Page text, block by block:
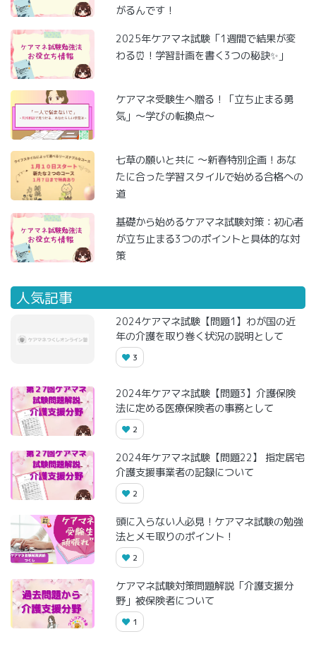
がるんです！
2025年ケアマネ試験「1週間で結果が変
わる⏰！学習計画を書く3つの秘訣✨」
ケアマネ受験生へ贈る！「立ち止まる勇
気」～学びの転換点～
七草の願いと共に ～新春特別企画！あな
たに合った学習スタイルで始める合格への
道
基礎から始めるケアマネ試験対策：初心者
が立ち止まる3つのポイントと具体的な対
策
人気記事
2024ケアマネ試験【問題1】わが国の近
年の介護を取り巻く状況の説明として
3
2024年ケアマネ試験【問題3】介護保険
法に定める医療保険者の事務として
2
2024年ケアマネ試験【問題22】 指定居宅
介護支援事業者の記録について
2
頭に入らない人必見！ケアマネ試験の勉強
法とメモ取りのポイント！
2
ケアマネ試験対策問題解説「介護支援分
野」被保険者について
1